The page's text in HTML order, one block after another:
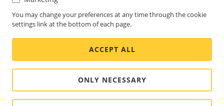
Sito 2
©2026 Axis
Impostazioni cookie -
You may change your preferences at any time through the cookie
settings link at the bottom of each page.
ACCEPT ALL
ONLY NECESSARY